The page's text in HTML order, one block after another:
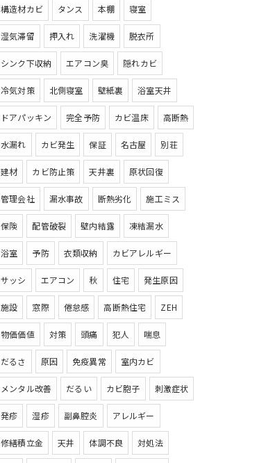
構造材カビ タンス 本棚 寝室
湿気滞留 押入れ 洗濯機 脱衣所
シンク下収納 エアコン臭 隠れカビ
冷気対策 北側寝室 壁紙裏 浴室天井
ドアパッキン 完全予防 カビ温床 高断熱
水漏れ カビ発生 保証 名古屋 別荘
建材 カビ防止策 天井裏 原状回復
管理会社 漏水事故 断熱劣化 施工ミス
保険 配管破裂 壁内結露 凍結漏水
浴室 予防 衣類収納 カビアレルギー
サッシ エアコン 秋 住宅 発生原因
施設 窓際 倦怠感 高断熱住宅 ZEH
物価価値 対策 頭痛 犯人 喘息
だるさ 原因 免疫異常 室内カビ
メンタル改善 だるい カビ胞子 刺激症状
発疹 湿疹 副鼻腔炎 アレルギー
修繕積立金 天井 体調不良 対処法